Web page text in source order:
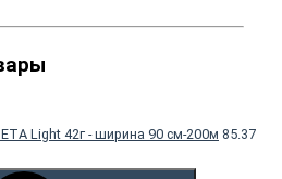
Light 42г - ширина 90 см-200м 85.37